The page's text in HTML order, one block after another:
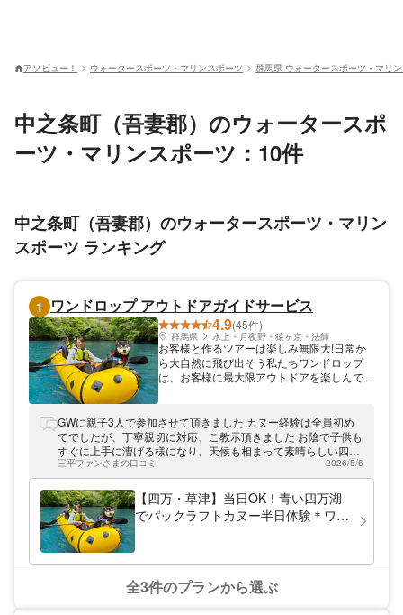
アソビュー！ ウォータースポーツ・マリンスポーツ 群馬県 ウォータースポーツ・マリ
中之条町（吾妻郡）のウォータースポ
ーツ・マリンスポーツ：10件
中之条町（吾妻郡）のウォータースポーツ・マリン
スポーツ ランキング
1 ワンドロップ アウトドアガイドサービス
4.9(45件)
群馬県 水上・月夜野・猿ヶ京・法師
お客様と作るツアーは楽しみ無限大!日常か
ら大自然に飛び出そう私たちワンドロップ
は、お客様に最大限アウトドアを楽しんでい
に心がけております。お客様毎に組み立てる
プライベートツアーもあり、リクエストも大
歓迎です。アウトドアだけではなく、併設の
アトリエでタイダイ染ワークショップなども
体験できますよ。
GWに親子3人で参加させて頂きました カヌー経験は全員初め
てでしたが、丁寧親切に対応、ご教示頂きました お陰で子供も
すぐに上手に漕げる様になり、天候も相まって素晴らしい四万
ブルーのなか楽しめることができました ガイドのフィッシャー
マン三平さんの豊富な知識と経験で子供の見聞も広がり、めち
ゃくちゃ楽しかった様で夏休みも来る約束までするほど笑 嫁さ
んは最後、三平さんにピックアップしてもらい帰還でき、何と
も安心安全なツアーです✨ すっかり三平さんとカヌーに魅了さ
れました✨ 有難う御座いました！
三平ファンさまの口コミ 2026/5/6
【四万・草津】当日OK！青い四万湖
でパックラフトカヌー半日体験＊ワン
全3件のプランから選ぶ